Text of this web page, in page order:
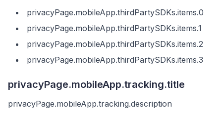
privacyPage.mobileApp.thirdPartySDKs.items.0
privacyPage.mobileApp.thirdPartySDKs.items.1
privacyPage.mobileApp.thirdPartySDKs.items.2
privacyPage.mobileApp.thirdPartySDKs.items.3
privacyPage.mobileApp.tracking.title
privacyPage.mobileApp.tracking.description